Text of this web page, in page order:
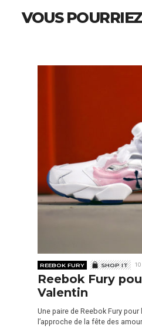
VOUS
REEBOK FURY SHOP IT
Reebok Fury
Valentin
Une paire de Reebok Fury pour
l’approche de la fête des